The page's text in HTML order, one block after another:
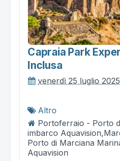
Capraia Park
Inclusa
venerdì 25 luglio 2025
Altro
Portoferraio - Porto
imbarco
Porto di Marciana
Aquavision